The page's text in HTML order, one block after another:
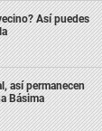
Así puedes
así permanecen
Básima